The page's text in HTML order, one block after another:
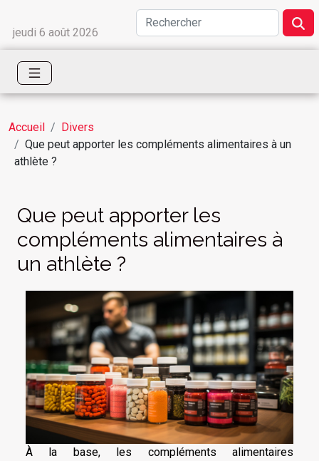
jeudi 6 août 2026
Accueil
Divers
Que peut apporter les compléments alimentaires à un
athlète ?
Que peut apporter les
compléments alimentaires à
un athlète ?
À la base, les compléments alimentaires